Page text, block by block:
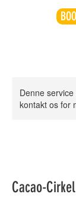
Denne
kontakt os for
Cacao-